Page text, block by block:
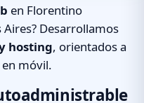
en Florentino
Desarrollamos
y hosting, orientados a
móvil.